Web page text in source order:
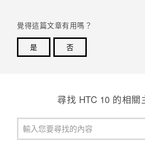
覺得這篇文章有用嗎？
是
否
尋找 HTC 10 的相關